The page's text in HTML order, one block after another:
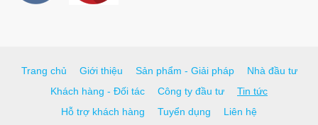
Trang chủ Giới thiệu Sản phẩm - Giải pháp
Nhà đầu tư
Khách hàng - Đối tác
Công ty đầu tư
Tin tức
Hỗ trợ khách hàng
Tuyển dụng Liên hệ